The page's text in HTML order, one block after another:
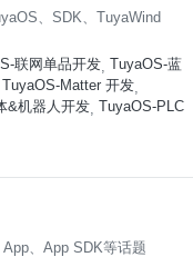
、SDK、TuyaWind
联网单品开发 TuyaOS-蓝
TuyaOS-Matter 开发
&机器人开发 TuyaOS-PLC
、App SDK等话题